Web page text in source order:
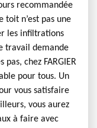
recommandée
toit n’est pas une
les infiltrations
travail demande
chez FARGIER
pour tous. Un
vous satisfaire
vous aurez
à faire avec